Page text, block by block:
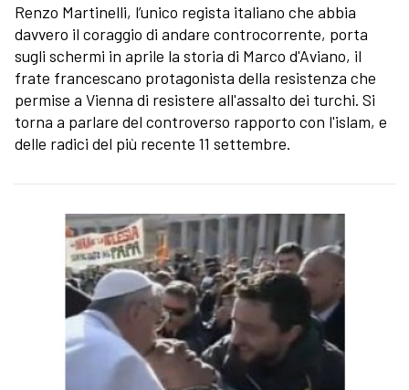
Renzo Martinelli, l’unico regista italiano che abbia
davvero il coraggio di andare controcorrente, porta
sugli schermi in aprile la storia di Marco d'Aviano, il
frate francescano protagonista della resistenza che
permise a Vienna di resistere all'assalto dei turchi. Si
torna a parlare del controverso rapporto con l'islam, e
delle radici del più recente 11 settembre.